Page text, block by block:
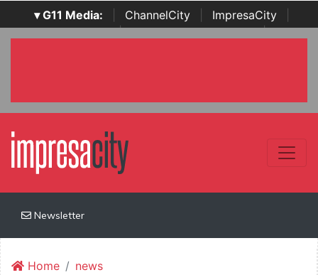
▾ G11 Media: ChannelCity ImpresaCity
SecurityOpenLab | Italian Channel Awards | Italian
Newsletter
Home
news